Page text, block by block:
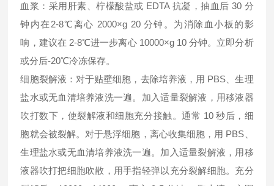
血浆：采用肝素、柠檬酸盐或 EDTA 抗凝，抽血后 30 分
钟内在2-8℃离心 2000×g 20 分钟。为消除血小板的影
响，建议在 2-8℃进一步离心 10000×g 10 分钟。立即分析
或分后-20℃冷冻保存。
细胞裂解液：对于贴壁细胞，去除培养液，用 PBS、生理
盐水或无血清培养液洗一遍。加入适量裂解液，用移液器
吹打数下，使裂解液和细胞充分接触。通常 10 秒后，细
胞就会被裂解。对于悬浮细胞，离心收集细胞，用 PBS、
生理盐水或无血清培养液洗一遍。加入适量裂解液，用移
液器吹打把细胞吹散，用手指轻弹以充分裂解细胞。充分